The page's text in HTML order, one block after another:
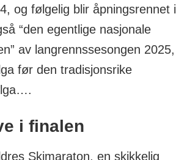
og følgelig blir åpningsrennet i
“den egentlige nasjonale
av langrennssesongen 2025,
før den tradisjonsrike
i finalen
Skimaraton, en skikkelig